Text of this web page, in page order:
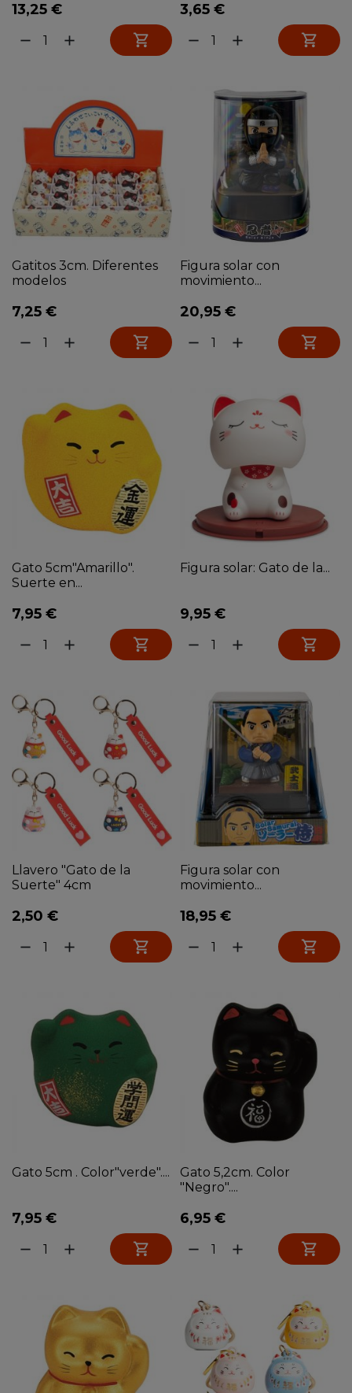
13,25 €
remove add 
3,65 €
remove add 
Gatitos 3cm. Diferentes
modelos
7,25 €
remove add 
Figura solar con
movimiento...
20,95 €
remove add 
Gato 5cm"Amarillo".
Suerte en...
7,95 €
remove add 
Figura solar: Gato de la...
9,95 €
remove add 
Llavero "Gato de la
Suerte" 4cm
2,50 €
remove add 
Figura solar con
movimiento...
18,95 €
remove add 
Gato 5cm . Color"verde"....
7,95 €
remove add 
Gato 5,2cm. Color
"Negro"....
6,95 €
remove add 